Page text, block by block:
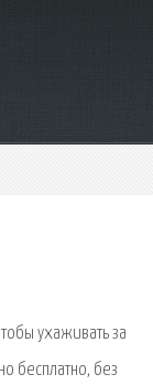
ухаживать за
бесплатно, без